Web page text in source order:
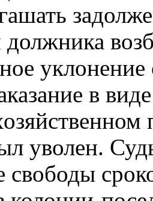
уклонение
в
уволен.
свободы